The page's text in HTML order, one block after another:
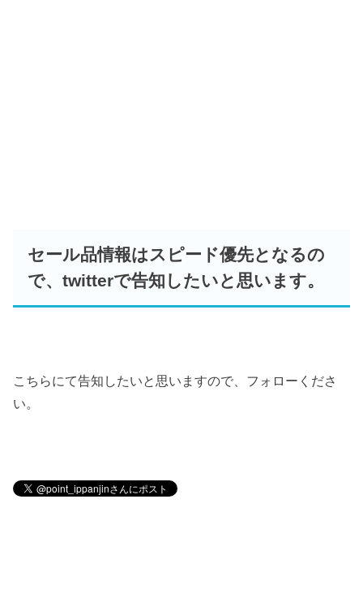
セール品情報はスピード優先となるの
で、twitterで告知したいと思います。
こちらにて告知したいと思いますので、フォローくださ
い。